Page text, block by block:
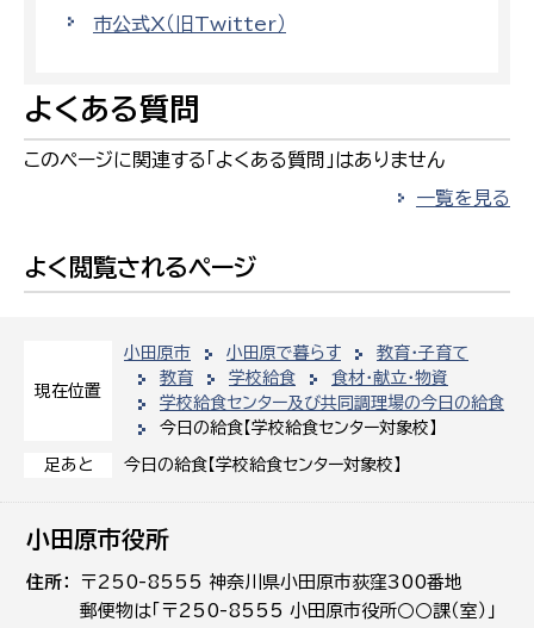
現在位置
小田原市 小田原で暮らす
教育・子育て
教育
学校給食
食材・献立・物資
学校給食センター及び共同調理場の今日の給食
今日の給食【学校給食センター対象校】
足あと 今日の給食【学校給食センター対象校】
市公式X（旧Twitter）
よくある質問
このページに関連する「よくある質問」はありません
一覧を見る
よく閲覧されるページ
小田原市役所
住所
〒250-8555 神奈川県小田原市荻窪300番地
郵便物は「〒250-8555 小田原市役所○○課（室）」